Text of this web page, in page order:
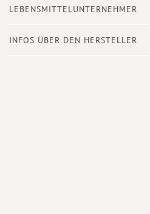
Bildergalerie
LEBENSMITTELUNTERNEHMER
INFOS ÜBER DEN HERSTELLER